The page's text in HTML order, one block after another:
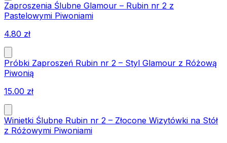
Zaproszenia Ślubne Glamour – Rubin nr 2 z
Pastelowymi Piwoniami
4.80 zł
Próbki Zaproszeń Rubin nr 2 – Styl Glamour z Różową
Piwonią
15.00 zł
Winietki Ślubne Rubin nr 2 – Złocone Wizytówki na Stół
z Różowymi Piwoniami